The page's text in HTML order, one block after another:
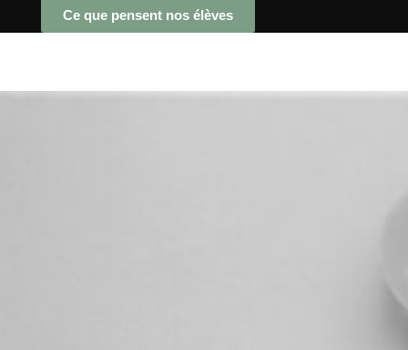
Ce que pensent nos élèves